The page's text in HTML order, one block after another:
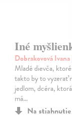
Iné
Dobrakovová Ivana
Mladé dievča,
takto by to vyzerať
jedlom, dcéra,
má…
Na